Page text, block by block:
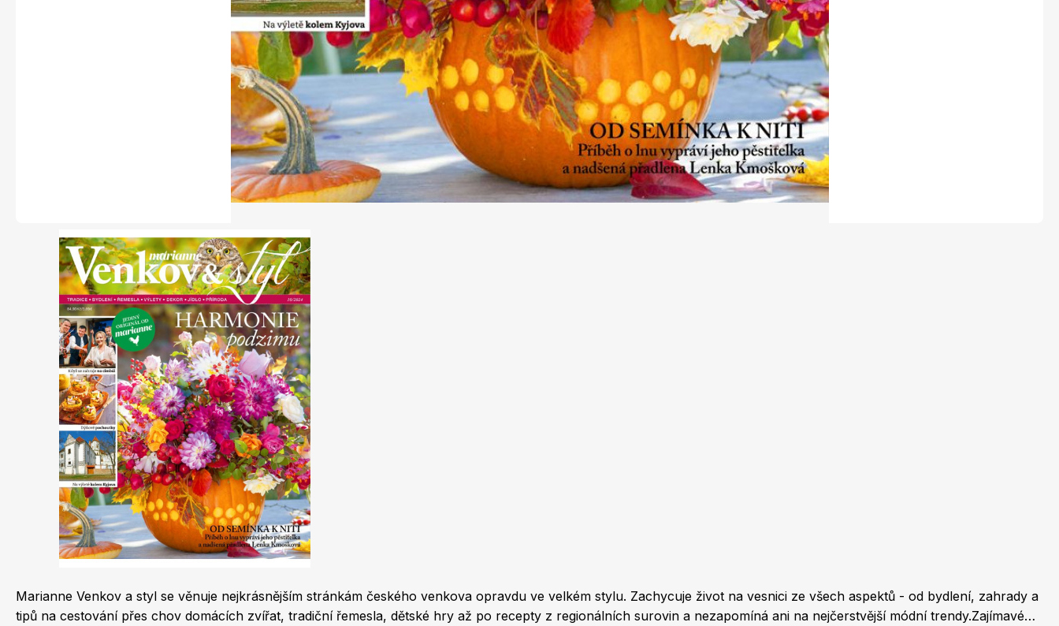
Chip
Dětské časopisy
Burda Easy
Burda Best of
Burda Kids
Marianne Venkov a styl se věnuje nejkrásnějším stránkám českého venkova opravdu ve velkém stylu. Zachycuje život na vesnici ze všech aspektů - od bydlení, zahrady a
tipů na cestování přes chov domácích zvířat, tradiční řemesla, dětské hry až po recepty z regionálních surovin a nezapomíná ani na nejčerstvější módní trendy.Zajímavé